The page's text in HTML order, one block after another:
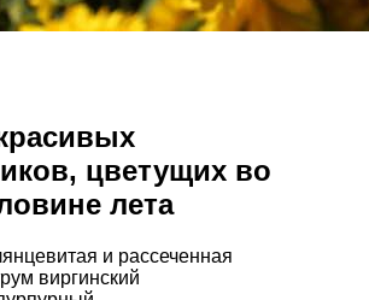
цветущих во
лета
и рассеченная
виргинский